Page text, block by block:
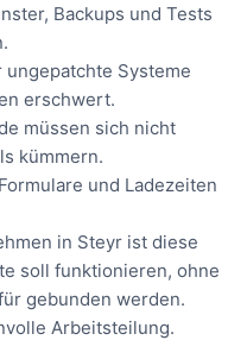
Backups und Tests
Systeme
erschwert.
müssen sich nicht
kümmern.
und Ladezeiten
in Steyr ist diese
soll funktionieren, ohne
gebunden werden.
Arbeitsteilung.